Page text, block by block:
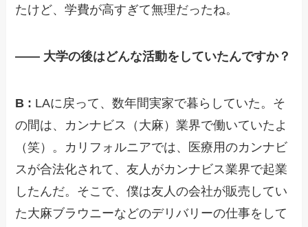
たけど、学費が高すぎて無理だったね。
—— 大学の後はどんな活動をしていたんですか？
B : LAに戻って、数年間実家で暮らしていた。そ
の間は、カンナビス（大麻）業界で働いていたよ
（笑）。カリフォルニアでは、医療用のカンナビ
スが合法化されて、友人がカンナビス業界で起業
したんだ。そこで、僕は友人の会社が販売してい
た大麻ブラウニーなどのデリバリーの仕事をして